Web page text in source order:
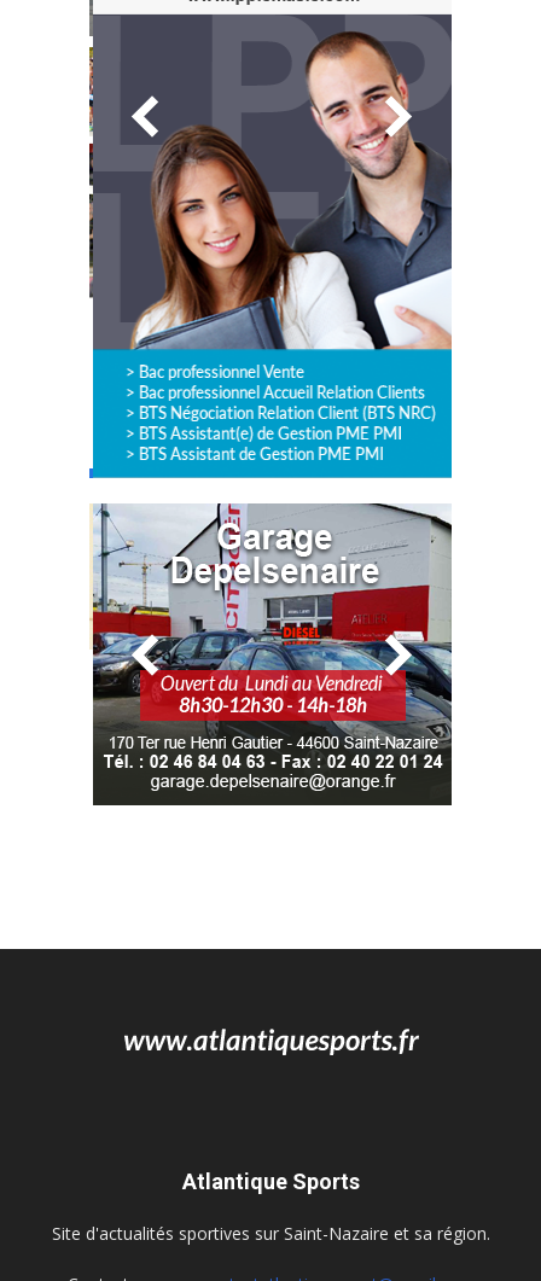
Atlantique Sports
Site d'actualités sportives sur Saint-Nazaire et sa région.